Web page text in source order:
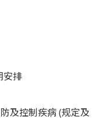
安排
及控制疾病 (规定及